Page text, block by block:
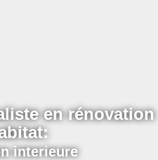
en rénovation
interieure